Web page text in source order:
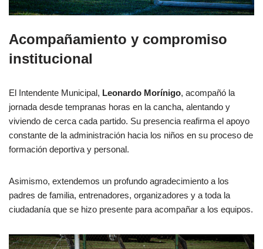
Acompañamiento y compromiso
institucional
El Intendente Municipal, Leonardo Morínigo, acompañó la
jornada desde tempranas horas en la cancha, alentando y
viviendo de cerca cada partido. Su presencia reafirma el apoyo
constante de la administración hacia los niños en su proceso de
formación deportiva y personal.
Asimismo, extendemos un profundo agradecimiento a los
padres de familia, entrenadores, organizadores y a toda la
ciudadanía que se hizo presente para acompañar a los equipos.